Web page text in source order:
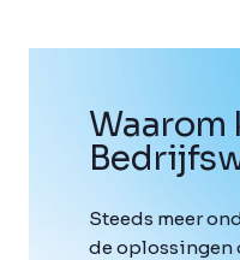
Waarom
Steeds meer
de oplossingen